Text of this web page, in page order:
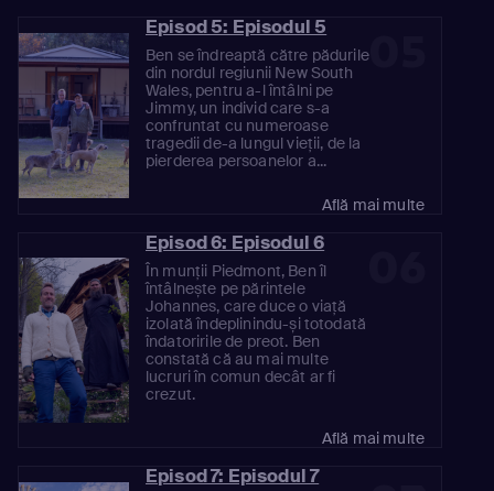
05
Episod 5: Episodul 5
Ben se îndreaptă către pădurile
din nordul regiunii New South
Wales, pentru a-l întâlni pe
Jimmy, un individ care s-a
confruntat cu numeroase
tragedii de-a lungul vieții, de la
pierderea persoanelor a...
Află mai multe
Episod 6: Episodul 6
În munții Piedmont, Ben îl
întâlnește pe părintele
Johannes, care duce o viață
izolată îndeplinindu-și totodată
îndatoririle de preot. Ben
constată că au mai multe
lucruri în comun decât ar fi
crezut.
Află mai multe
Episod 7: Episodul 7